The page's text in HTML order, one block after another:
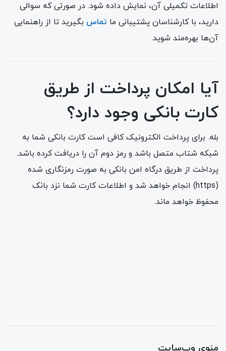
اطلاعات تکمیلی آن، نمایش داده شود. در صورتی که سوالی
دارید، با کارشناسان پشتیبانی ما تماس بگیرید تا از راهنمایی
آن‌ها بهره‌مند شوید.
آیا امکان پرداخت از طریق
کارت بانکی وجود دارد؟
بله. برای پرداخت الکترونیک کافی است کارت بانکی شما به
شبکه شتاب متصل باشد و رمز دوم آن را دریافت کرده باشد.
پرداخت از طریق درگاه امن بانکی به صورت رمزنگاری شده
(https) انجام خواهد شد و اطلاعات کارت شما نزد بانک
محفوظ خواهد ماند.
منوی وب‌سایت